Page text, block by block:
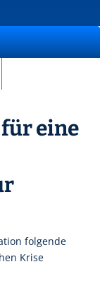
eine
folgende
Krise